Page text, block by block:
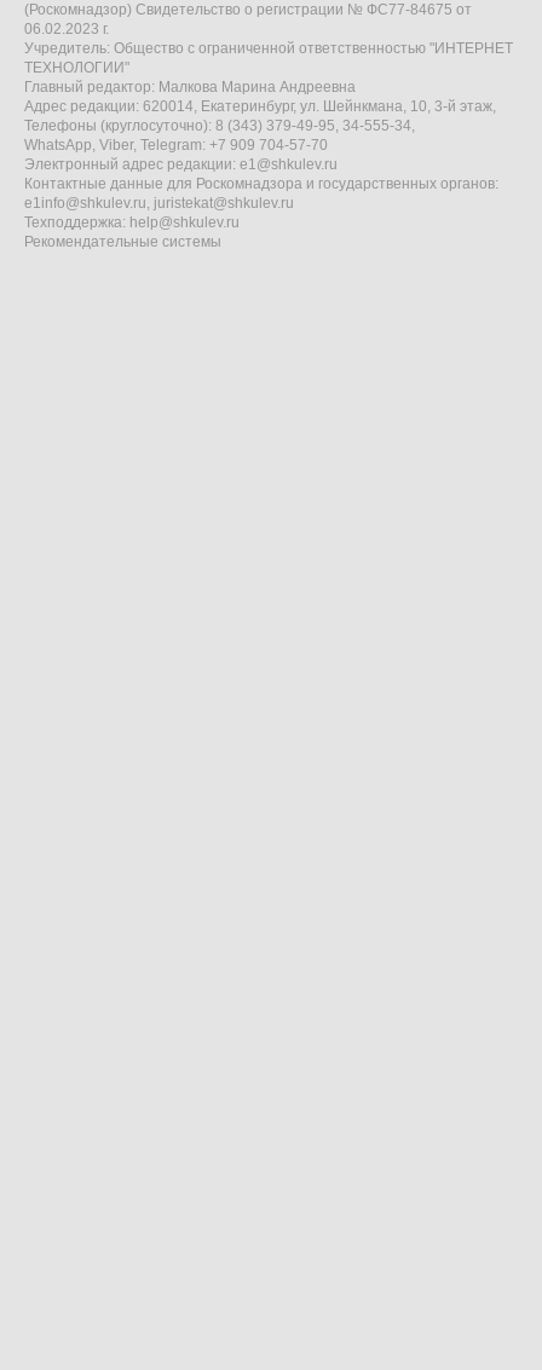
(Роскомнадзор) Свидетельство о регистрации № ФС77-84675 от
06.02.2023 г.
Учредитель: Общество с ограниченной ответственностью "ИНТЕРНЕТ
ТЕХНОЛОГИИ"
Главный редактор: Малкова Марина Андреевна
Адрес редакции: 620014, Екатеринбург, ул. Шейнкмана, 10, 3-й этаж,
Телефоны (круглосуточно): 8 (343) 379-49-95, 34-555-34,
WhatsApp, Viber, Telegram: +7 909 704-57-70
Электронный адрес редакции: e1@shkulev.ru
Контактные данные для Роскомнадзора и государственных органов:
e1info@shkulev.ru, juristekat@shkulev.ru
Техподдержка: help@shkulev.ru
Рекомендательные системы